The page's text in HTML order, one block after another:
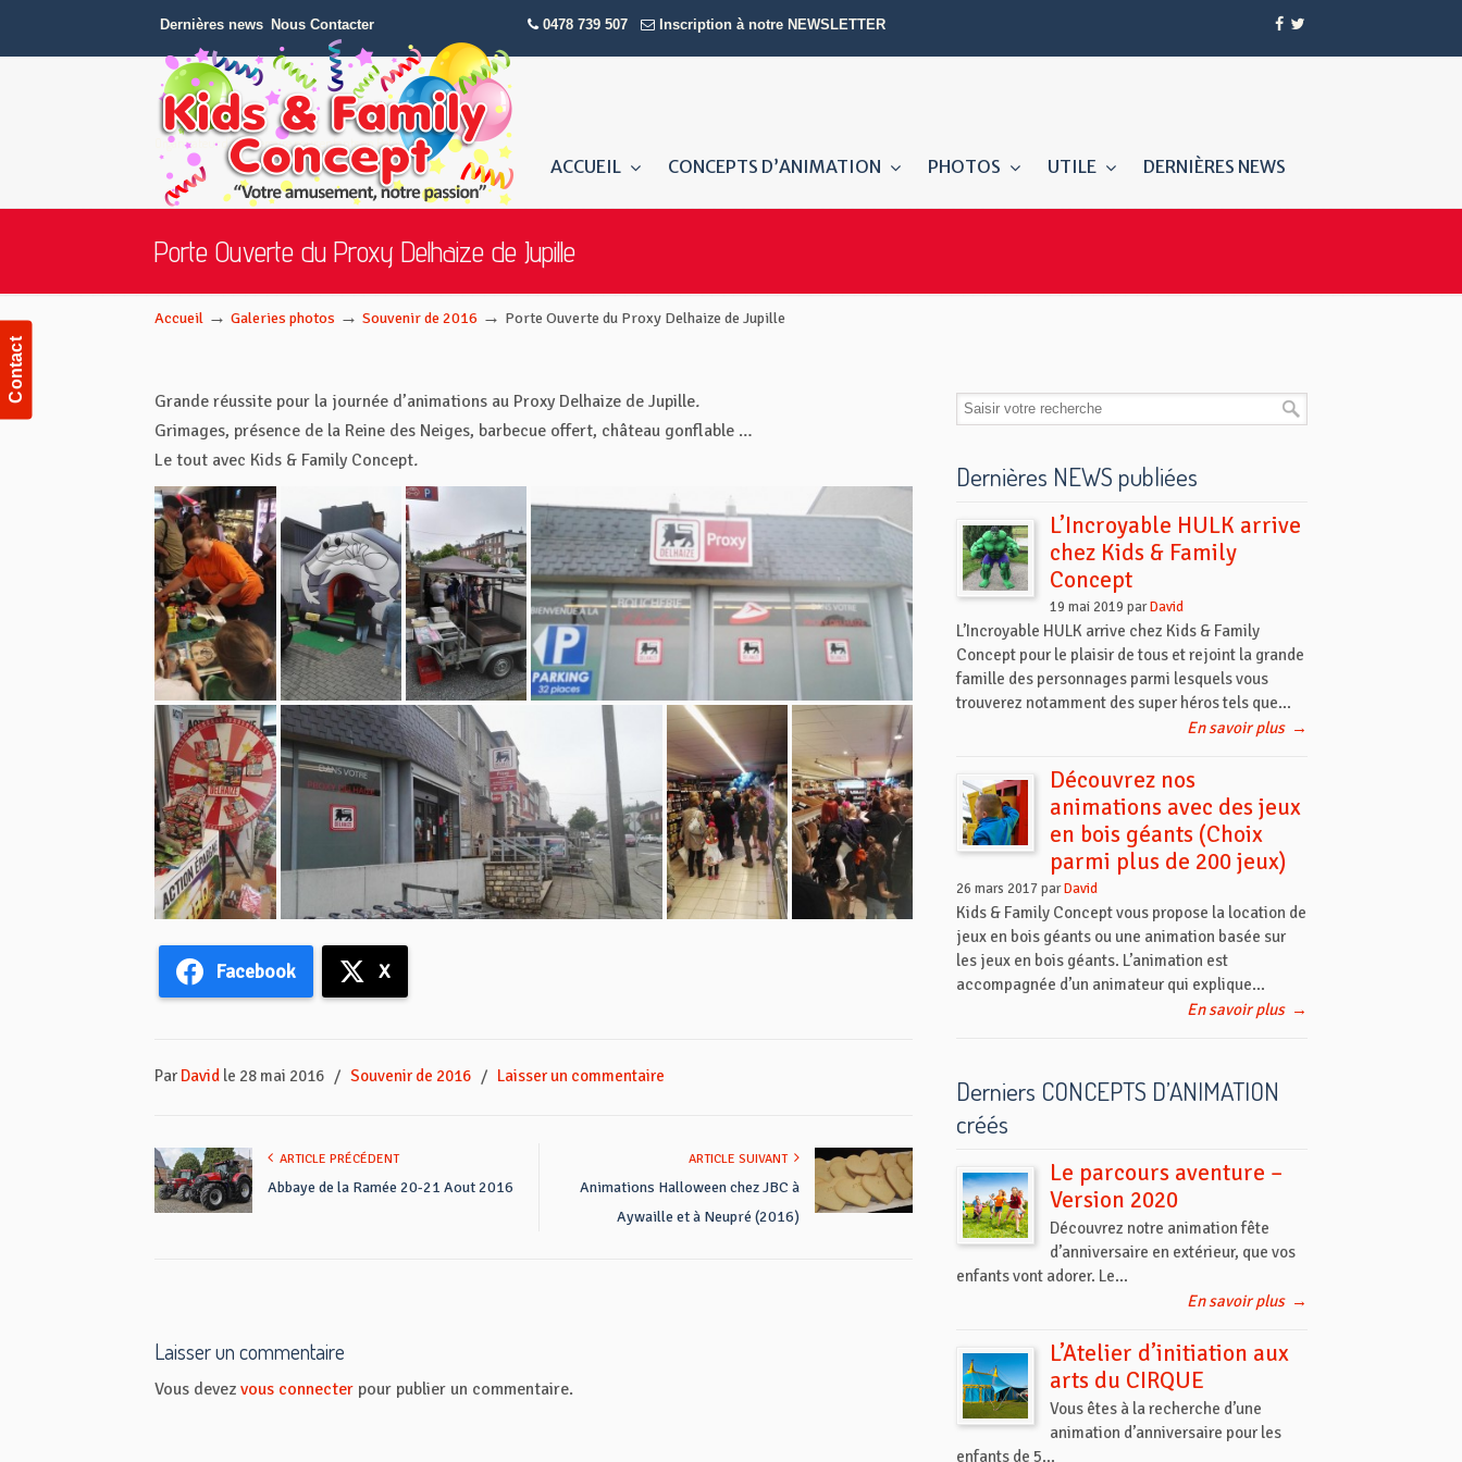
Contact
Dernières news Nous Contacter 0478 739 507 Inscription à notre NEWSLETTER
Organisateur d'anniversaire pour enfants en Belgique.s
ACCUEIL CONCEPTS D’ANIMATION PHOTOS UTILE DERNIÈRES NEWS
Navigation
Porte Ouverte du Proxy Delhaize de Jupille
Accueil → Galeries photos → Souvenir de 2016 → Porte Ouverte du Proxy Delhaize de Jupille
Grande réussite pour la journée d’animations au Proxy Delhaize de Jupille.
Grimages, présence de la Reine des Neiges, barbecue offert, château gonflable …
Le tout avec Kids & Family Concept.
Facebook X
Par David le 28 mai 2016 / Souvenir de 2016 / Laisser un commentaire
ARTICLE PRÉCÉDENT
Abbaye de la Ramée 20-21 Aout 2016
ARTICLE SUIVANT
Animations Halloween chez JBC à
Aywaille et à Neupré (2016)
Laisser un commentaire
Vous devez vous connecter pour publier un commentaire.
Dernières NEWS publiées
L’Incroyable HULK arrive
chez Kids & Family
Concept
19 mai 2019 parDavid
L’Incroyable HULK arrive chez Kids & Family
Concept pour le plaisir de tous et rejoint la grande
famille des personnages parmi lesquels vous
trouverez notamment des super héros tels que...
En savoir plus →
Découvrez nos
animations avec des jeux
en bois géants (Choix
parmi plus de 200 jeux)
26 mars 2017 parDavid
Kids & Family Concept vous propose la location de
jeux en bois géants ou une animation basée sur
les jeux en bois géants. L’animation est
accompagnée d’un animateur qui explique...
En savoir plus →
Derniers CONCEPTS D’ANIMATION
créés
Le parcours aventure –
Version 2020
Découvrez notre animation fête
d’anniversaire en extérieur, que vos
enfants vont adorer. Le...
En savoir plus →
L’Atelier d’initiation aux
arts du CIRQUE
Vous êtes à la recherche d’une
animation d’anniversaire pour les
enfants de 5...